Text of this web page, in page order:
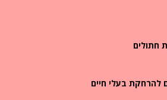
חתולים
להרחקת בעלי חיים